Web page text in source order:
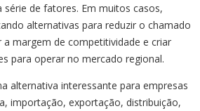
de fatores. Em muitos casos,
alternativas para reduzir o chamado
a margem de competitividade e criar
para operar no mercado regional.
alternativa interessante para empresas
importação, exportação, distribuição,